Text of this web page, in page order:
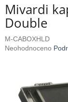
Mivardi
Double
M-CABOXHLD
Průměrné
Neohodnoceno